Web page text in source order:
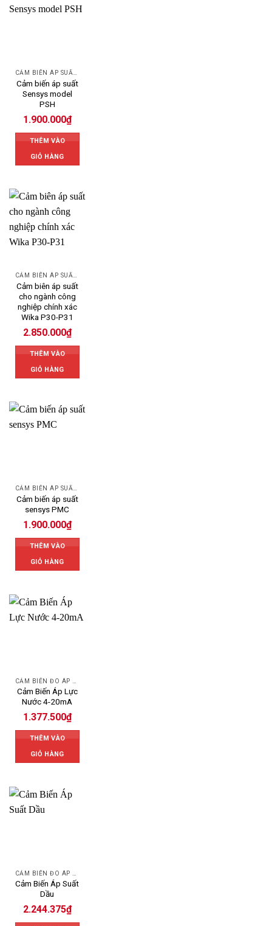
Cảm biến áp suất
Sensys model
PSH
1.900.000₫
THÊM VÀO
GIỎ HÀNG
CẢM BIẾN ÁP SUẤT WIKA
Cảm biên áp suất
cho ngành công
nghiệp chính xác
Wika P30-P31
2.850.000₫
THÊM VÀO
GIỎ HÀNG
CẢM BIẾN ÁP SUẤT SENSYS
Cảm biến áp suất
sensys PMC
1.900.000₫
THÊM VÀO
GIỎ HÀNG
Cảm Biến Áp Lực
Nước 4-20mA
1.377.500₫
THÊM VÀO
GIỎ HÀNG
Cảm Biến Áp Suất
Dầu
2.244.375₫